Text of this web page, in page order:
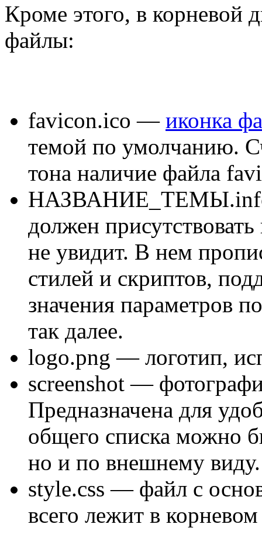
Кроме этого, в корневой
файлы:
favicon.ico — иконка
темой по умолчанию.
тона наличие файла
должен
не увидит. В нем
стилей и скриптов,
значения параметров
так далее.
logo.png — логотип,
screenshot —
Предназначена для
общего списка можно
но и по внешнему виду.
style.css — файл с
всего лежит в